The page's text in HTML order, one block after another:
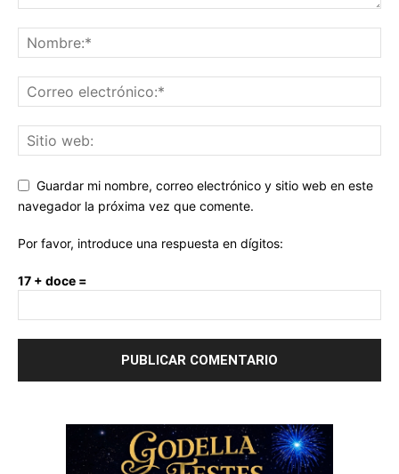
Guardar mi nombre, correo electrónico y sitio web en este
navegador la próxima vez que comente.
Por favor, introduce una respuesta en dígitos:
17 + doce =